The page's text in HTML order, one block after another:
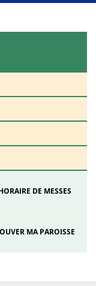
DE MESSES
MA PAROISSE